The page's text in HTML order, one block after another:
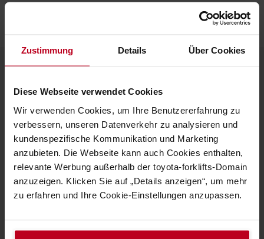
Zustimmung Details Über Cookies
Diese Webseite verwendet Cookies
Wir verwenden Cookies, um Ihre Benutzererfahrung zu
verbessern, unseren Datenverkehr zu analysieren und
kundenspezifische Kommunikation und Marketing
anzubieten. Die Webseite kann auch Cookies enthalten,
relevante Werbung außerhalb der toyota-forklifts-Domain
anzuzeigen. Klicken Sie auf „Details anzeigen“, um mehr
zu erfahren und Ihre Cookie-Einstellungen anzupassen.
Über Toyota
Karriere
Darum Toyota!
Design von Toyota
Presse und News